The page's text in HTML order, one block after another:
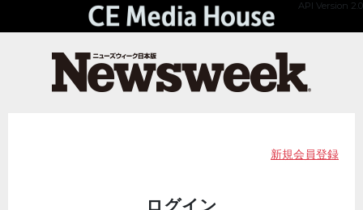
API Version 2.0
新規会員登録
ログイン